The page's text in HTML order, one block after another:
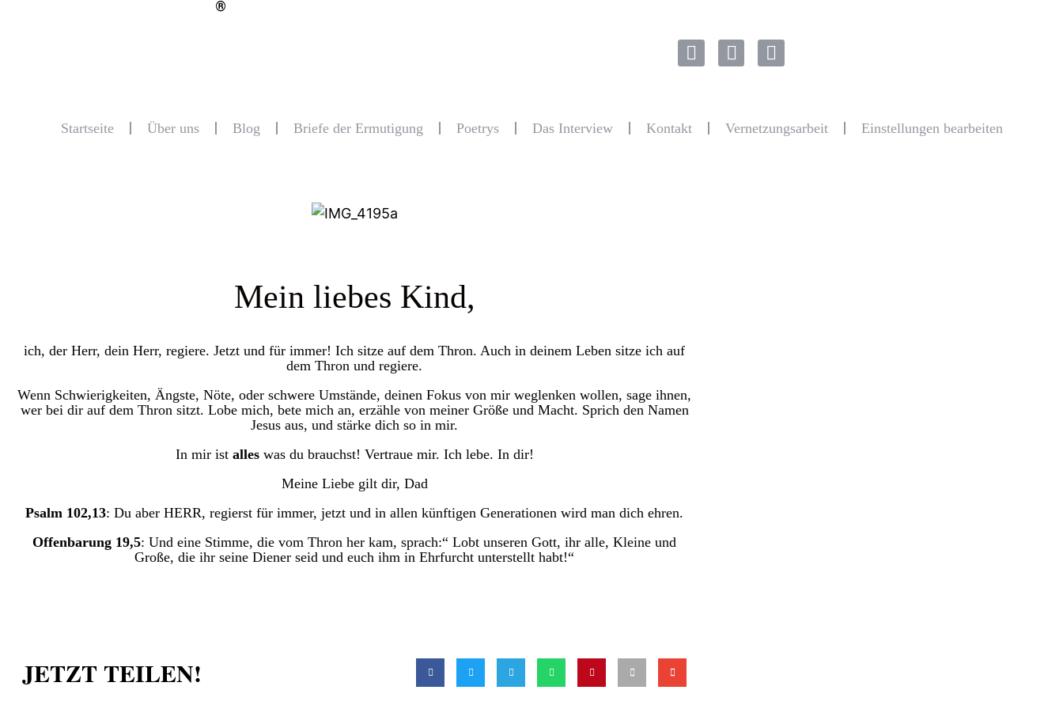
®
Startseite Über uns Blog Briefe der Ermutigung Poetrys Das Interview Kontakt Vernetzungsarbeit Einstellungen bearbeiten
Mein liebes Kind,
ich, der Herr, dein Herr, regiere. Jetzt und für immer! Ich sitze auf dem Thron. Auch in deinem Leben sitze ich auf
dem Thron und regiere.
Wenn Schwierigkeiten, Ängste, Nöte, oder schwere Umstände, deinen Fokus von mir weglenken wollen, sage ihnen,
wer bei dir auf dem Thron sitzt. Lobe mich, bete mich an, erzähle von meiner Größe und Macht. Sprich den Namen
Jesus aus, und stärke dich so in mir.
In mir ist alleswas du brauchst! Vertraue mir. Ich lebe. In dir!
Meine Liebe gilt dir, Dad
Psalm 102,13: Du aber HERR, regierst für immer, jetzt und in allen künftigen Generationen wird man dich ehren.
Offenbarung 19,5: Und eine Stimme, die vom Thron her kam, sprach:“ Lobt unseren Gott, ihr alle, Kleine und
Große, die ihr seine Diener seid und euch ihm in Ehrfurcht unterstellt habt!“
JETZT TEILEN!